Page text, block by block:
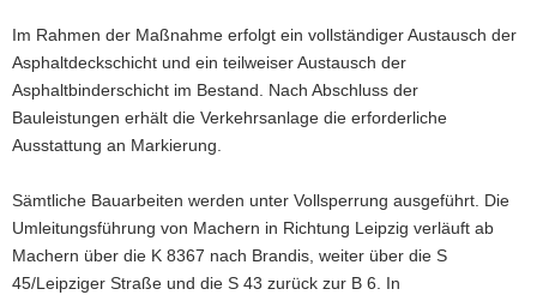
a
t
i
o
n
Im Rahmen der Maßnahme erfolgt ein vollständiger Austausch der
Asphaltdeckschicht und ein teilweiser Austausch der
Asphaltbinderschicht im Bestand. Nach Abschluss der
Bauleistungen erhält die Verkehrsanlage die erforderliche
Ausstattung an Markierung.
Sämtliche Bauarbeiten werden unter Vollsperrung ausgeführt. Die
Umleitungsführung von Machern in Richtung Leipzig verläuft ab
Machern über die K 8367 nach Brandis, weiter über die S
45/Leipziger Straße und die S 43 zurück zur B 6. In